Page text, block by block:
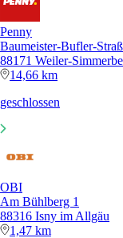
Penny
Baumeister-Bufler-
88171 Weiler-
14,66 km
geschlossen
OBI
Am Bühlberg 1
88316 Isny im Allgäu
1,47 km